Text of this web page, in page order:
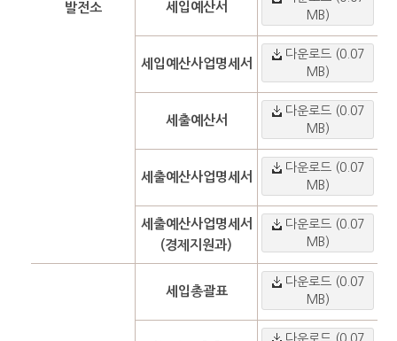
발전소 세입예산서
MB)
세입예산사업명세서
다운로드 (0.07
MB)
세출예산서
다운로드 (0.07
MB)
세출예산사업명세서
다운로드 (0.07
MB)
세출예산사업명세서
(경제지원과)
다운로드 (0.07
MB)
세입총괄표
다운로드 (0.07
MB)
다운로드 (0.07